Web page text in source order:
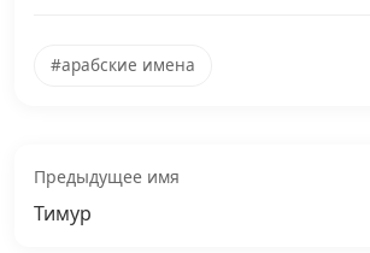
#арабские имена
Предыдущее имя
Тимур